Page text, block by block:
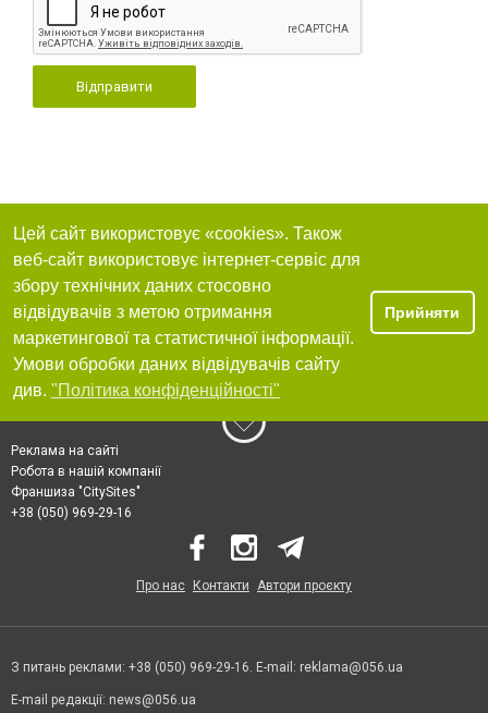
Відправити
Цей сайт використовує «cookies». Також
веб-сайт використовує інтернет-сервіс для
збору технічних даних стосовно
відвідувачів з метою отримання
маркетингової та статистичної інформації.
Умови обробки даних відвідувачів сайту
див. "Політика конфіденційності"
Прийняти
Реклама на сайті
Робота в нашій компанії
Франшиза "CitySites"
+38 (050) 969-29-16
Про нас Контакти Автори проєкту
З питань реклами: +38 (050) 969-29-16. E-mail: reklama@056.ua
E-mail редакції: news@056.ua